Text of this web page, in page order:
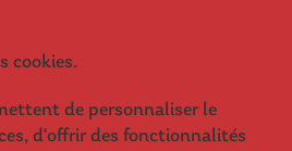
cookies.
de personnaliser le
d'offrir des fonctionnalités